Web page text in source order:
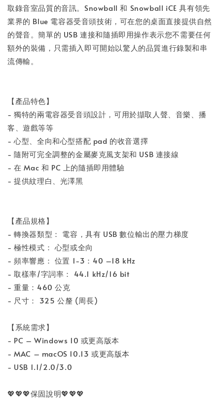
取錄音室品質的音訊。Snowball 和 Snowball iCE 具有領先
業界的 Blue 電容器受音頭技術，可在您的桌面直接提供自然
的聲音。簡單的 USB 連接和隨插即用操作表示您不需要任何
額外的裝備，只需插入即可開始以驚人的品質進行錄製和串
流傳輸。
【產品特色】
- 獨特的兩電容器受音頭設計，可用於擷取人聲、音樂、播
客、遊戲等等
- 心型、全向和心型搭配 pad 的收音選擇
- 隨附可完全調整的金屬麥克風支架和 USB 連接線
- 在 Mac 和 PC 上的隨插即用體驗
- 提供紋理白、光澤黑
【產品規格】
- 轉換器類型： 電容，具有 USB 數位輸出的壓力梯度
- 極性模式： 心型或全向
- 頻率響應： 位置 1-3：40 –18 kHz
- 取樣率/字詞率： 44.1 kHz/16 bit
- 重量：460 公克
- 尺寸： 325 公釐 (周長)
【系統需求】
- PC – Windows 10 或更高版本
- MAC – macOS 10.13 或更高版本
- USB 1.1/2.0/3.0
💖💖💖保固說明💖💖💖